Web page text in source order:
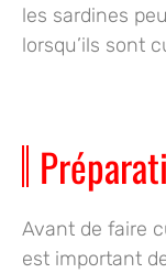
les sardines
lorsqu’ils sont
Avant de faire
est important